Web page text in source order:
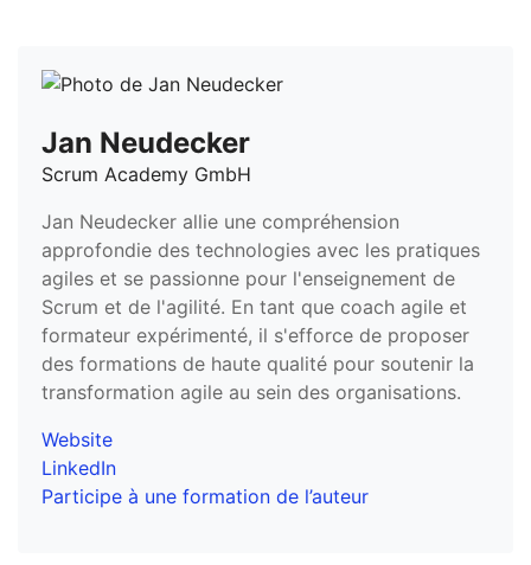
Jan Neudecker
Scrum Academy GmbH
Jan Neudecker allie une compréhension
approfondie des technologies avec les pratiques
agiles et se passionne pour l'enseignement de
Scrum et de l'agilité. En tant que coach agile et
formateur expérimenté, il s'efforce de proposer
des formations de haute qualité pour soutenir la
transformation agile au sein des organisations.
Website
LinkedIn
Participe à une formation de l’auteur